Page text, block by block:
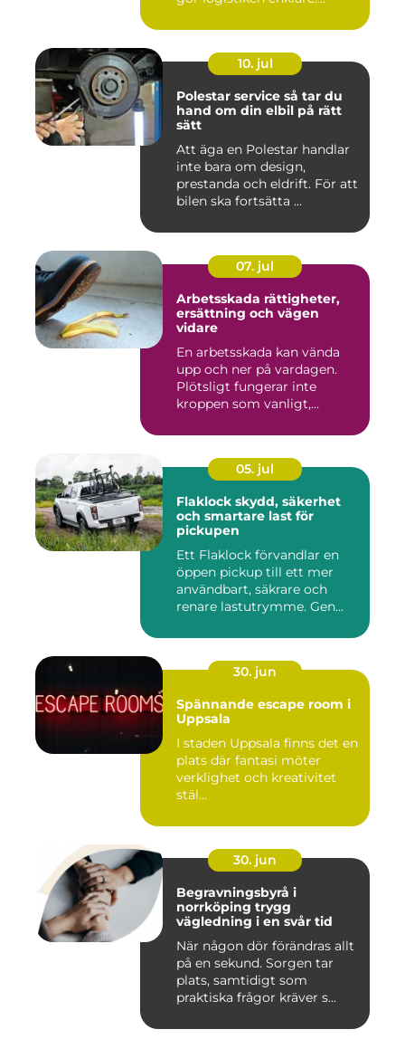
10. jul
Polestar service så tar du
hand om din elbil på rätt
sätt
Att äga en Polestar handlar
inte bara om design,
prestanda och eldrift. För att
bilen ska fortsätta ...
07. jul
Arbetsskada rättigheter,
ersättning och vägen
vidare
En arbetsskada kan vända
upp och ner på vardagen.
Plötsligt fungerar inte
kroppen som vanligt,
05. jul
Flaklock skydd, säkerhet
och smartare last för
pickupen
Ett Flaklock förvandlar en
öppen pickup till ett mer
användbart, säkrare och
renare lastutrymme. Gen...
30. jun
Spännande escape room i
Uppsala
I staden Uppsala finns det en
plats där fantasi möter
verklighet och kreativitet
stäl...
30. jun
Begravningsbyrå i
norrköping trygg
vägledning i en svår tid
När någon dör förändras allt
på en sekund. Sorgen tar
plats, samtidigt som
praktiska frågor kräver s...